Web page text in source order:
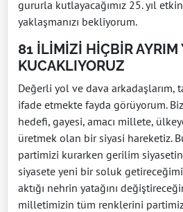
gururla kutlayacağımız 25. yıl
yaklaşmanızı bekliyorum.
81 İLİMİZİ HİÇBİR AYRIM
KUCAKLIYORUZ
Değerli yol ve dava arkadaşlarım,
ifade etmekte fayda görüyorum.
hedefi, gayesi, amacı millete,
üretmek olan bir siyasi hareketiz.
partimizi kurarken gerilim
siyasete yeni bir soluk
aktığı nehrin yatağını
milletimizin tüm renklerini